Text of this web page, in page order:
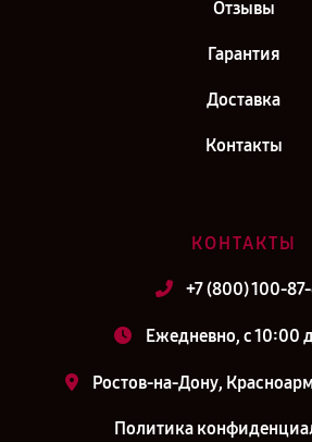
Отзывы
Гарантия
Доставка
Контакты
КОНТАКТЫ
+7 (800) 100-
Ежедневно, с 10:00
Ростов-на-Дону,
Политика